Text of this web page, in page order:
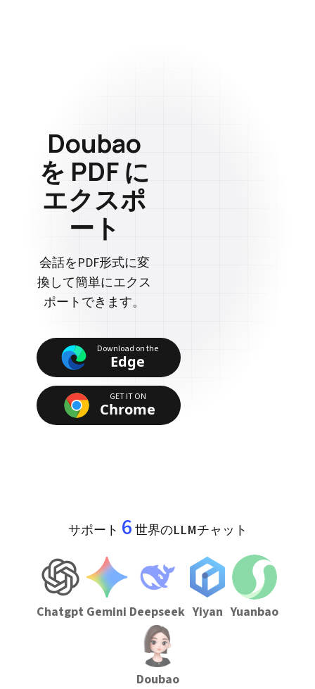
Doubao
を PDF に
エクスポ
ート
会話をPDF形式に変
換して簡単にエクス
ポートできます。
Download on the
Edge
GET IT ON
Chrome
サポート 6 世界のLLMチャット
Chatgpt Gemini Deepseek Yiyan Yuanbao
Doubao